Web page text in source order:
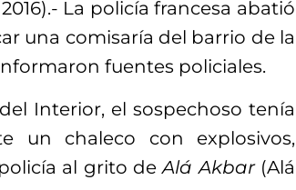
La policía francesa abatió
una comisaría del barrio de la
fuentes policiales.
Interior, el sospechoso tenía
un chaleco con explosivos,
al grito deAlá Akbar (Alá